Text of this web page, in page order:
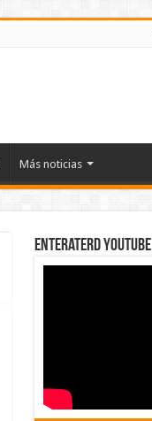
Más noticias
EnterateRD YOUTUBE